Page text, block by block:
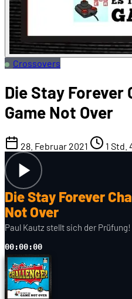
Crossovers
Die Stay Forever
Game Not Over
28. Februar 2021 1 Std.
Die Stay Forever
Not Over
Paul Kautz stellt sich der Prüfung!
00:00:00